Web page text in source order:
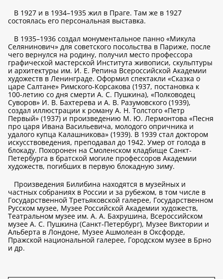
В 1927 и в 1934–1935 жил в Праге. Там же в 1927
состоялась его персональная выставка.
В 1935–1936 создал монументальное панно «Микула
Селянинович» для советского посольства в Париже, после
чего вернулся на родину, получил место профессора
графической мастерской Института живописи, скульптуры
и архитектуры им. И. Е. Репина Всероссийской Академии
художеств в Ленинграде. Оформил спектакли «Сказка о
царе Салтане» Римского-Корсакова (1937, постановка к
100-летию со дня смерти А. С. Пушкина), «Полководец
Суворов» И. В. Бахтерева и А. В. Разумовского (1939),
создал иллюстрации к роману А. Н. Толстого «Петр
Первый» (1937) и произведению М. Ю. Лермонтова «Песня
про царя Ивана Васильевича, молодого опричника и
удалого купца Калашникова» (1939). В 1939 стал доктором
искусствоведения, преподавал до 1942. Умер от голода в
блокаду. Похоронен на Смоленском кладбище Санкт-
Петербурга в братской могиле профессоров Академии
художеств, погибших в первую блокадную зиму.
Произведения Билибина находятся в музейных и
частных собраниях в России и за рубежом, в том числе в
Государственной Третьяковской галерее, Государственном
Русском музее, Музее Российской Академии художеств,
Театральном музее им. А. А. Бахрушина, Всероссийском
музее А. С. Пушкина (Санкт-Петербург), Музее Виктории и
Альберта в Лондоне, Музее Ашмолеан в Оксфорде,
Пражской национальной галерее, Городском музее в Брно
и др.